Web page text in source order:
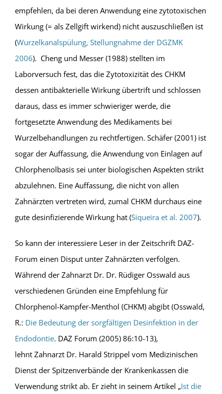
empfehlen, da bei deren Anwendung eine zytotoxischen
Wirkung (= als Zellgift wirkend) nicht auszuschließen ist
(Wurzelkanalspülung, Stellungnahme der DGZMK
2006). Cheng und Messer (1988) stellten im
Laborversuch fest, das die Zytotoxizität des CHKM
dessen antibakterielle Wirkung übertrift und schlossen
daraus, dass es immer schwieriger werde, die
fortgesetzte Anwendung des Medikaments bei
Wurzelbehandlungen zu rechtfertigen. Schäfer (2001) ist
sogar der Auffassung, die Anwendung von Einlagen auf
Chlorphenolbasis sei unter biologischen Aspekten strikt
abzulehnen. Eine Auffassung, die nicht von allen
Zahnärzten vertreten wird, zumal CHKM durchaus eine
gute desinfizierende Wirkung hat (Siqueira et al. 2007).
So kann der interessiere Leser in der Zeitschrift DAZ-
Forum einen Disput unter Zahnärzten verfolgen.
Während der Zahnarzt Dr. Dr. Rüdiger Osswald aus
verschiedenen Gründen eine Empfehlung für
Chlorphenol-Kampfer-Menthol (CHKM) abgibt(Osswald,
R.: Die Bedeutung der sorgfältigen Desinfektion in der
Endodontie. DAZ Forum (2005) 86:10-13),
lehnt Zahnarzt Dr. Harald Strippel vom Medizinischen
Dienst der Spitzenverbände der Krankenkassen die
Verwendung strikt ab. Er zieht in seinem Artikel „Ist die